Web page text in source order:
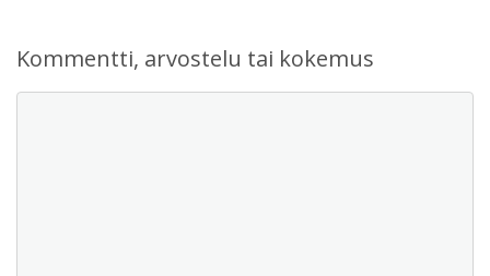
Kommentti, arvostelu tai kokemus